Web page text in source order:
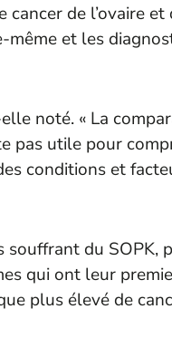
de l’ovaire
et les
noté. « La
pas utile pour
conditions et
souffrant du SOPK,
qui ont leur
plus élevé de